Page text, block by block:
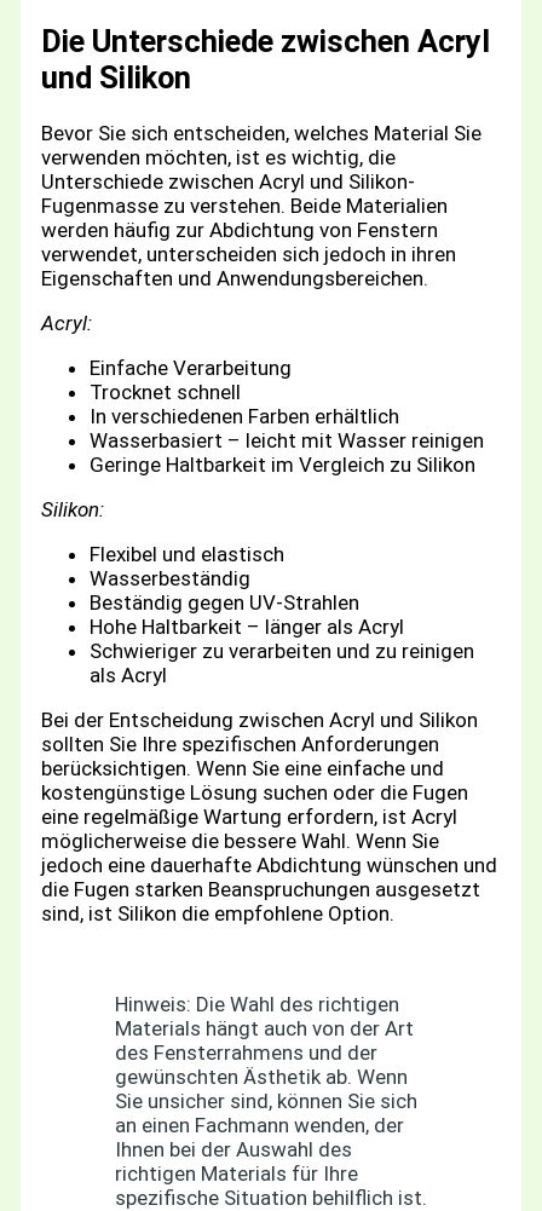
Die Unterschiede zwischen Acryl
und Silikon
Bevor Sie sich entscheiden, welches Material Sie
verwenden möchten, ist es wichtig, die
Unterschiede zwischen Acryl und Silikon-
Fugenmasse zu verstehen. Beide Materialien
werden häufig zur Abdichtung von Fenstern
verwendet, unterscheiden sich jedoch in ihren
Eigenschaften und Anwendungsbereichen.
Acryl:
Einfache Verarbeitung
Trocknet schnell
In verschiedenen Farben erhältlich
Wasserbasiert – leicht mit Wasser reinigen
Geringe Haltbarkeit im Vergleich zu Silikon
Silikon:
Flexibel und elastisch
Wasserbeständig
Beständig gegen UV-Strahlen
Hohe Haltbarkeit – länger als Acryl
Schwieriger zu verarbeiten und zu reinigen
als Acryl
Bei der Entscheidung zwischen Acryl und Silikon
sollten Sie Ihre spezifischen Anforderungen
berücksichtigen. Wenn Sie eine einfache und
kostengünstige Lösung suchen oder die Fugen
eine regelmäßige Wartung erfordern, ist Acryl
möglicherweise die bessere Wahl. Wenn Sie
jedoch eine dauerhafte Abdichtung wünschen und
die Fugen starken Beanspruchungen ausgesetzt
sind, ist Silikon die empfohlene Option.
Hinweis: Die Wahl des richtigen
Materials hängt auch von der Art
des Fensterrahmens und der
gewünschten Ästhetik ab. Wenn
Sie unsicher sind, können Sie sich
an einen Fachmann wenden, der
Ihnen bei der Auswahl des
richtigen Materials für Ihre
spezifische Situation behilflich ist.